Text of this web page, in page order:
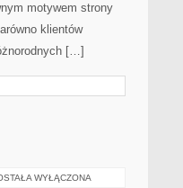
motywem strony
klientów
[…]
WYŁĄCZONA